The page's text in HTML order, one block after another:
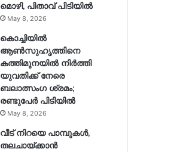
മൊഴി, പിതാവ് പിടിയിൽ
May 8, 2026
കൊച്ചിയിൽ
ആൺസുഹൃത്തിനെ
കത്തിമുനയിൽ നിർത്തി
യുവതിക്ക് നേരെ
ബലാത്സംഗ​ ശ്രമം;
രണ്ടുപേർ പിടിയിൽ
May 8, 2026
വീട് നിറയെ പാമ്പുകൾ,
തലചായ്ക്കാൻ